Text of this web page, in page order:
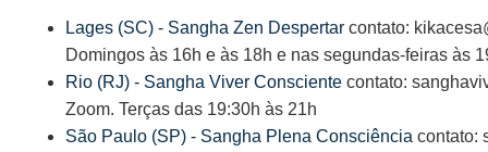
Lages (SC) - Sangha Zen Despertar contato:
Domingos às 16h e às 18h e nas segundas-feiras às
Rio (RJ) - Sangha Viver Consciente contato:
Zoom. Terças das 19:30h às 21h
São Paulo (SP) - Sangha Plena Consciência contato: